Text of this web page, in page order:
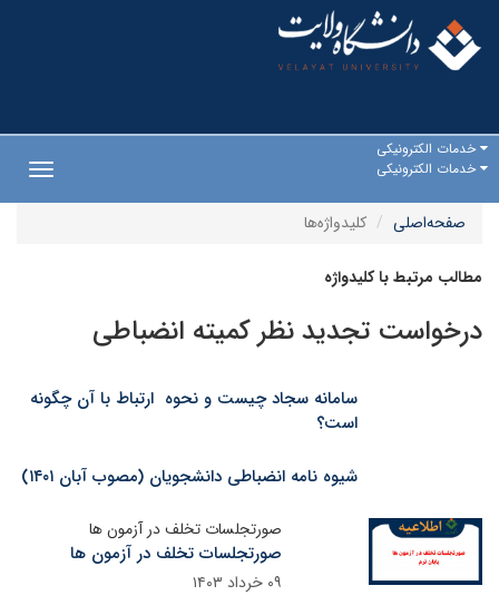
خدمات الکترونیکی
خدمات الکترونیکی
صفحه‌اصلی
کلیدواژه‌ها
مطالب مرتبط با کلیدواژه
درخواست تجدید نظر کمیته انضباطی
سامانه سجاد چیست و نحوه ارتباط با آن چگونه
است؟
شیوه نامه انضباطی دانشجویان (مصوب آبان ۱۴۰۱)
صورتجلسات تخلف در آزمون ها
صورتجلسات تخلف در آزمون ها
۰۹ خرداد ۱۴۰۳